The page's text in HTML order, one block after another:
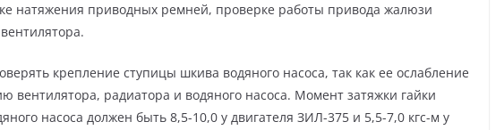
натяжения приводных ремней, проверке работы привода жалюзи
крепление ступицы шкива водяного насоса, так как ее ослабление
вентилятора, радиатора и водяного насоса. Момент затяжки гайки
насоса должен быть 8,5-10,0 у двигателя ЗИЛ-375 и 5,5-7,0 кгс-м у